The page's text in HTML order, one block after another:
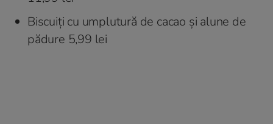
Biscuiți cu umplutură de cacao și alune de
pădure 5,99 lei